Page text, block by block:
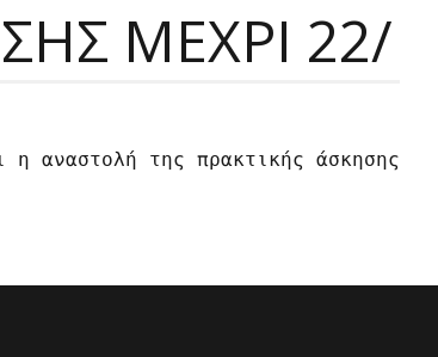
ΜΕΧΡΙ 22/
της πρακτικής